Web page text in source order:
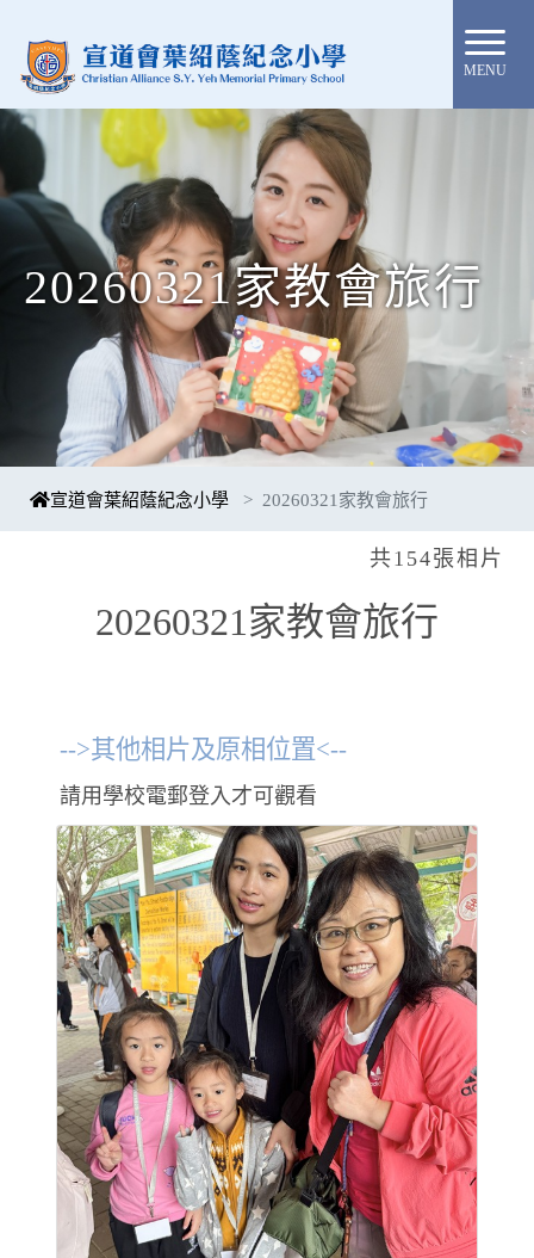
MENU
20260321家教會旅行
宣道會葉紹蔭紀念小學 20260321家教會旅行
共154張相片
20260321家教會旅行
-->其他相片及原相位置<--
請用學校電郵登入才可觀看